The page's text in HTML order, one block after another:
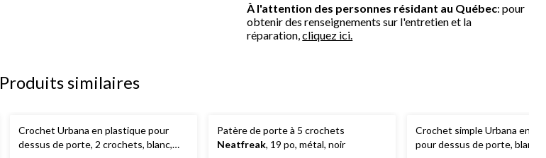
À l'attention des personnes résidant au Québec: pour
obtenir des renseignements sur l'entretien et la
réparation,cliquez ici.
Produits similaires
Crochet Urbana en plastique pour
dessus de porte, 2 crochets, blanc,
Patère de porte à 5 crochets
Neatfreak, 19 po, métal, noir
Crochet simple Urbana en
pour dessus de porte, blanc,